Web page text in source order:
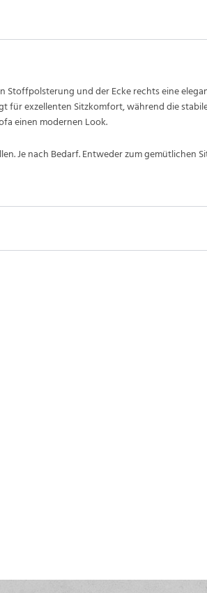
und der Ecke rechts eine
für exzellenten Sitzkomfort, während die
einen modernen Look.
Je nach Bedarf. Entweder zum gemütlichen